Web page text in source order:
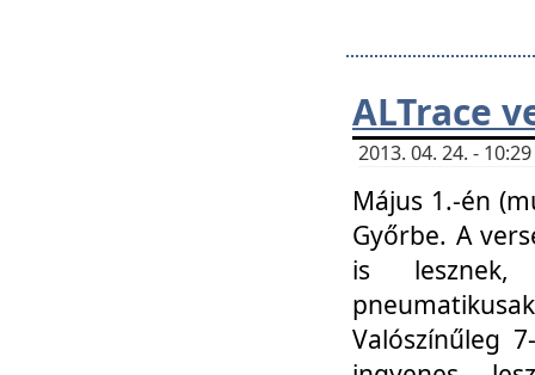
ALTrace
2013. 04. 24. -
Május 1.-én
Győrbe. A
is lesznek,
Valószínűleg